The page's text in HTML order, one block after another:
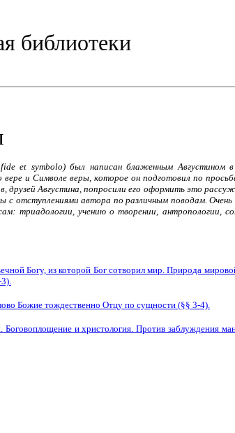
библиотеки
et symbolo) был написан блаженным Августином в
и Символе веры, которое он подготовил по
друзей Августина, попросили его оформить это
с отступлениями автора по различным поводам. Очень
триадологии, учению о творении, антропологии,
Богу, из которой Бог сотворил мир. Природа
Божие тождественно Отцу по сущности (§§ 3-4).
и христология. Против заблуждения